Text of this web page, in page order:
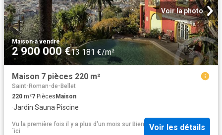
Voir la photo
Maison·à vendre
2 900 000 €13 181 €/m²
Maison 7 pièces 220 m²
Saint-Roman-de-Bellet
220 m²7 PiècesMaison
·Jardin·Sauna·Piscine
Vu la première fois il y a plus d'un mois sur Bien
´ici
Voir les détails